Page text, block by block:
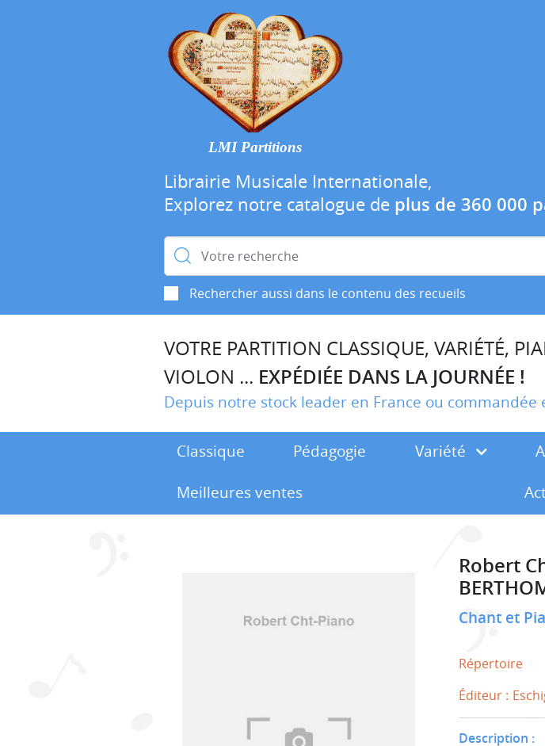
LMI Partitions
Librairie Musicale Internationale,
Explorez notre catalogue de plus de 360 000
Rechercher :
Rechercher aussi dans le contenu des recueils
VOTRE PARTITION CLASSIQUE, VARIÉTÉ,
VIOLON ... EXPÉDIÉE DANS LA JOURNÉE !
Depuis notre stock leader en France ou
Classique Pédagogie Variété
Meilleures ventes
Robert
Chant et
Répertoire
Éditeur :
Description :